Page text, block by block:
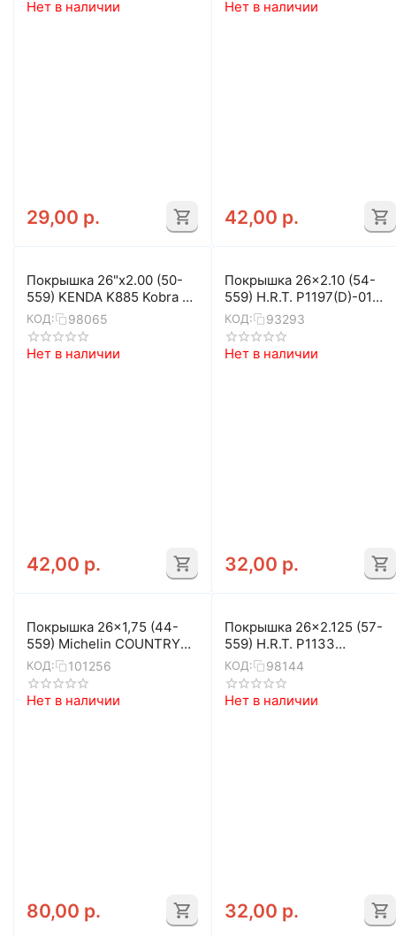
Нет в наличии
29,00 р.
Нет в наличии
42,00 р.
Покрышка 26"x2.00 (50-
559) KENDA K885 Kobra 5-
529628
КОД: 98065
Нет в наличии
42,00 р.
Покрышка 26x2.10 (54-
559) H.R.T. P1197(D)-01
MTB 00-011073
КОД: 93293
Нет в наличии
32,00 р.
Покрышка 26x1,75 (44-
559) Michelin COUNTRY
ROCK
КОД: 101256
Нет в наличии
80,00 р.
Покрышка 26x2.125 (57-
559) H.R.T. P1133
MTB/BMX/FREESTYLE 00-
011158
КОД: 98144
Нет в наличии
32,00 р.